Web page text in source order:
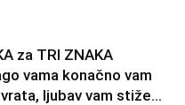
za TRI ZNAKA
vama konačno vam
ljubav vam stiže…